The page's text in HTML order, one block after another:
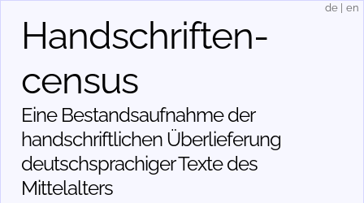
Handschriften­
census
Eine Bestandsaufnahme der
handschriftlichen Über­lieferung
deutschsprachiger Texte des
Mittelalters
de en